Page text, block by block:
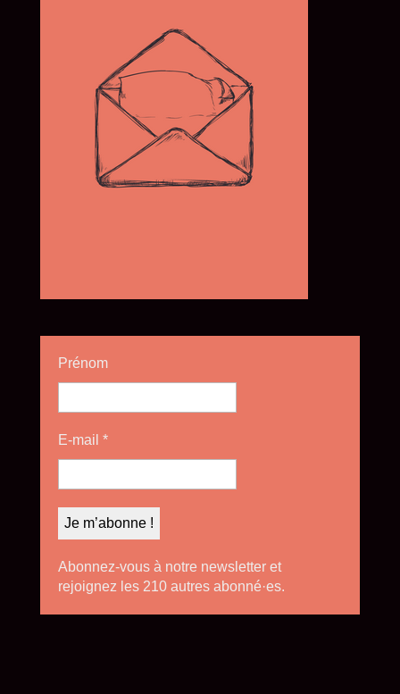
Prénom
E-mail *
Abonnez-vous à notre newsletter et
rejoignez les 210 autres abonné·es.